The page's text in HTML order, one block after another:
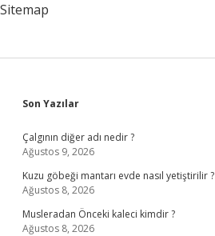
Sitemap
Sidebar
Son Yazılar
Çalgının diğer adı nedir ?
Ağustos 9, 2026
Kuzu göbeği mantarı evde nasıl yetiştirilir ?
Ağustos 8, 2026
Musleradan Önceki kaleci kimdir ?
Ağustos 8, 2026